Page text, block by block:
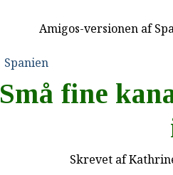
Amigos-versionen af
Spanien
Små fine
Skrevet af